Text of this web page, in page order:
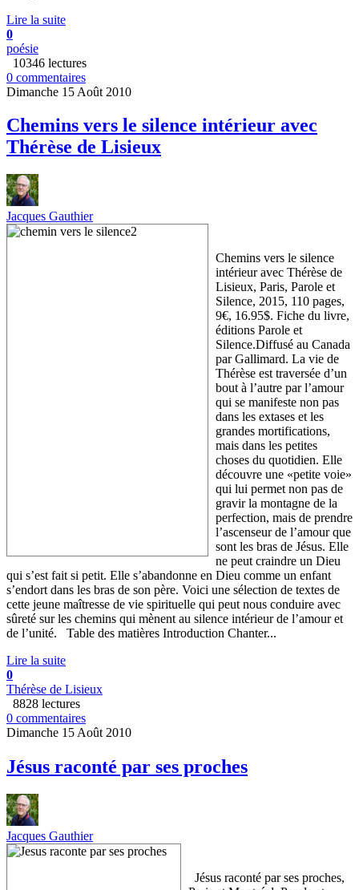
Lire la suite
0
poésie
10346 lectures
0 commentaires
Dimanche 15 Août 2010
Chemins vers le silence intérieur avec
Thérèse de Lisieux
Jacques Gauthier
Chemins vers le silence
intérieur avec Thérèse de
Lisieux, Paris, Parole et
Silence, 2015, 110 pages,
9€, 16.95$. Fiche du livre,
éditions Parole et
Silence.Diffusé au Canada
par Gallimard. La vie de
Thérèse est traversée d’un
bout à l’autre par l’amour
qui se manifeste non pas
dans les extases et les
grandes mortifications,
mais dans les petites
choses du quotidien. Elle
découvre une «petite voie»
qui lui permet non pas de
gravir la montagne de la
perfection, mais de prendre
l’ascenseur de l’amour que
sont les bras de Jésus. Elle
ne peut craindre un Dieu
qui s’est fait si petit. Elle s’abandonne en Dieu comme un enfant
s’endort dans les bras de son père. Voici une sélection de textes de
cette jeune maîtresse de vie spirituelle qui peut nous conduire avec
sûreté sur les chemins qui mènent au silence intérieur de l’amour et
de l’unité. Table des matières Introduction Chanter...
Lire la suite
0
Thérèse de Lisieux
8828 lectures
0 commentaires
Dimanche 15 Août 2010
Jésus raconté par ses proches
Jacques Gauthier
Jésus raconté par ses proches,